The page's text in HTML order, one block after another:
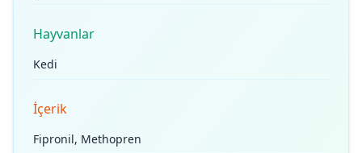
Hayvanlar
Kedi
İçerik
Fipronil, Methopren